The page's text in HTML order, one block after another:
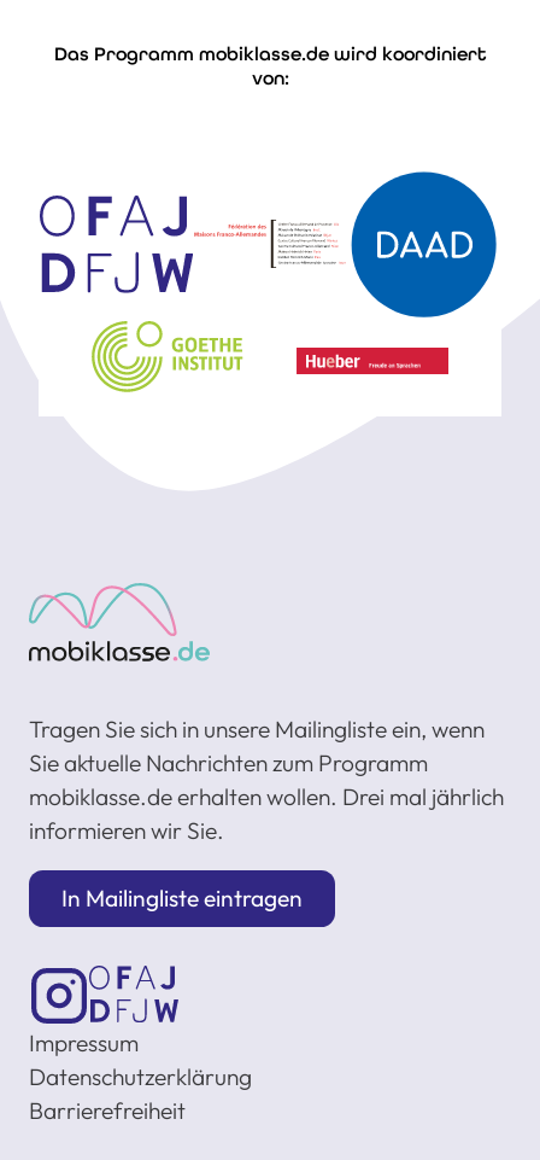
Das Programm mobiklasse.de wird koordiniert
von:
Tragen Sie sich in unsere Mailingliste ein, wenn
Sie aktuelle Nachrichten zum Programm
mobiklasse.de erhalten wollen. Drei mal jährlich
informieren wir Sie.
In Mailingliste eintragen
Impressum
Datenschutzerklärung
Barrierefreiheit